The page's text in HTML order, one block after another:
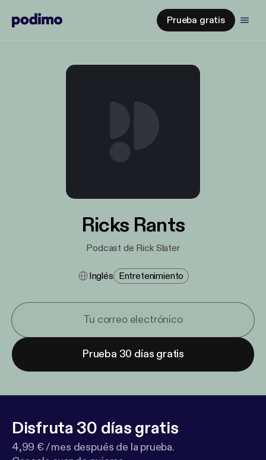
Prueba gratis
Ricks Rants
Podcast de Rick Slater
Inglés Entretenimiento
Prueba 30 días gratis
Disfruta 30 días gratis
4,99 € / mes después de la prueba.